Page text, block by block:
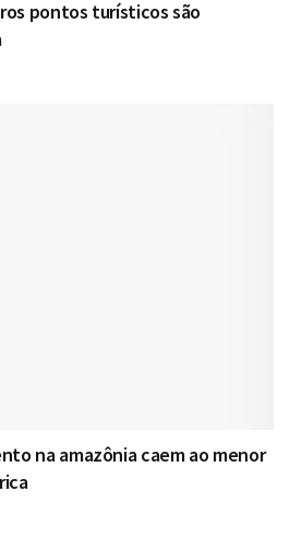
pontos turísticos são
na amazônia caem ao menor